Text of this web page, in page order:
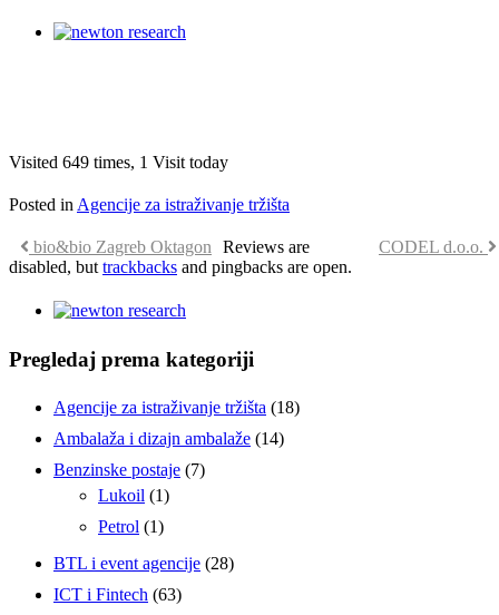
Visited 649 times, 1 Visit today
Posted in Agencije za istraživanje tržišta
bio&bio Zagreb Oktagon CODEL d.o.o.
Reviews are
disabled, but trackbacks and pingbacks are open.
Pregledaj prema kategoriji
Agencije za istraživanje tržišta (18)
Ambalaža i dizajn ambalaže (14)
Benzinske postaje (7)
Lukoil (1)
Petrol (1)
BTL i event agencije (28)
ICT i Fintech (63)